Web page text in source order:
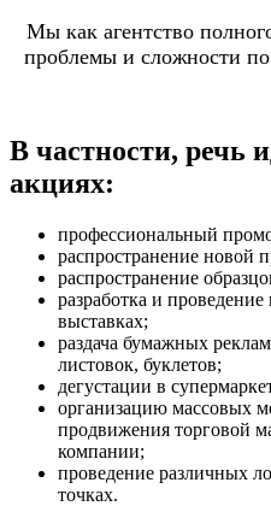
Мы как агентство
проблемы и сложности
В частности, речь
акциях:
профессиональный
распространение новой
распространение
разработка и
выставках;
раздача бумажных
листовок, буклетов;
дегустации в
организацию массовых
продвижения торговой
компании;
проведение различных
точках.